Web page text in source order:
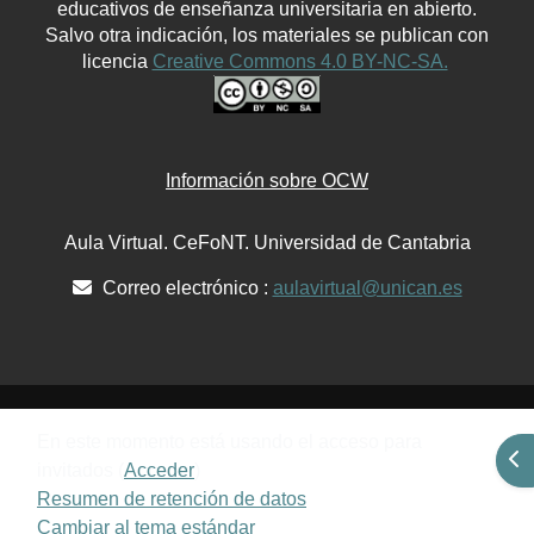
educativos de enseñanza universitaria en abierto.
Salvo otra indicación, los materiales se publican con
licencia Creative Commons 4.0 BY-NC-SA.
Información sobre OCW
Aula Virtual. CeFoNT. Universidad de Cantabria
Correo electrónico : aulavirtual@unican.es
Acceder
Resumen de retención de datos
Cambiar al tema estándar